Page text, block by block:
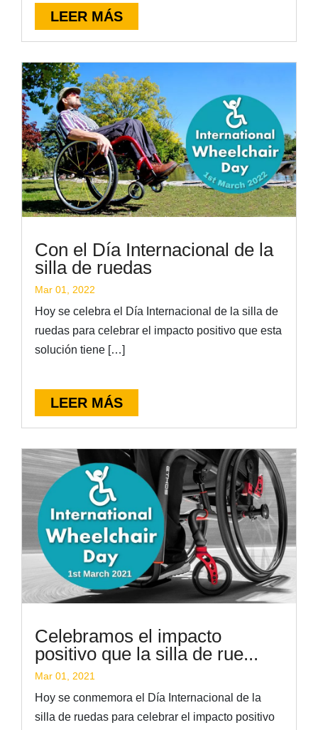
LEER MÁS
Con el Día Internacional de la
silla de ruedas
Mar 01, 2022
Hoy se celebra el Día Internacional de la silla de
ruedas para celebrar el impacto positivo que esta
solución tiene […]
LEER MÁS
Celebramos el impacto
positivo que la silla de rue...
Mar 01, 2021
Hoy se conmemora el Día Internacional de la
silla de ruedas para celebrar el impacto positivo